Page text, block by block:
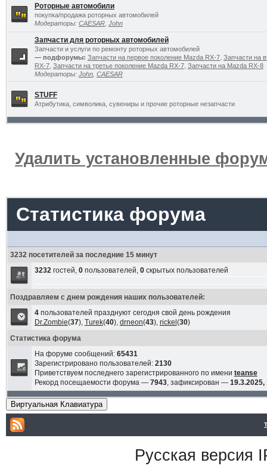
Роторные автомобили
покупка/продажа роторных автомобилей
Модераторы: CAESAR, John
Запчасти для роторных автомобилей
Запчасти и услуги по ремонту роторных автомобилей
— подфорумы: Запчасти на первое поколение Mazda RX-7, Запчасти на
RX-7, Запчасти на третье поколение Mazda RX-7, Запчасти на Mazda RX-8
Модераторы: John, CAESAR
STUFF
Атрибутика, символика, сувениры и прочие роторные незапчасти
Удалить установленные
Статистика форума
3232 посетителей за последние 15 минут
3232гостей, 0пользователей, 0скрытых пользователей
Поздравляем с днем рождения наших пользователей:
4пользователей празднуют сегодня свой день рождения
Dr.Zombie(37), Turek(40), drneon(43), rickel (30)
Статистика форума
На форуме сообщений: 65431
Зарегистрировано пользователей: 2130
Приветствуем последнего зарегистрированного по имени teanse
Рекорд посещаемости форума — 7943, зафиксирован — 19.3.2025,
Виртуальная Клавиатура
Русская версия